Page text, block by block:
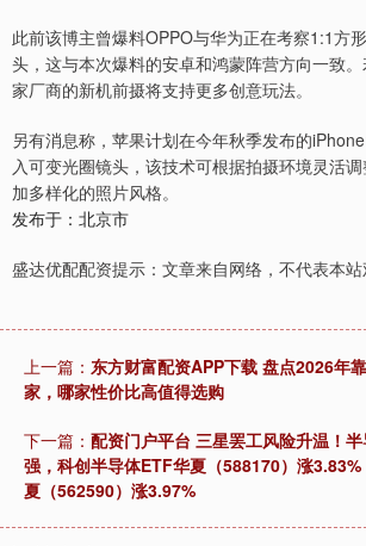
此前该博主曾爆料OPPO与华为正在考察1:1方
头，这与本次爆料的安卓和鸿蒙阵营方向一致
家厂商的新机前摄将支持更多创意玩法。
另有消息称，苹果计划在今年秋季发布的
入可变光圈镜头，该技术可根据拍摄环境灵活
加多样化的照片风格。
发布于：北京市
盛达优配配资提示：文章来自网络，不代表本站
上一篇： 东方财富配资APP下载 盘点2026年
家，哪家性价比高值得选购
下一篇： 配资门户平台 三星罢工风险升温！
强，科创半导体ETF华夏（588170）涨
夏（562590）涨3.97%